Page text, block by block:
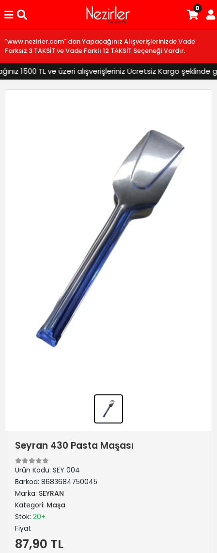
"www.nezirler.com" dan Yapacağınız Alışverişlerinizde Vade
Farksız 3 TAKSİT ve Vade Farklı 12 TAKSİT Seçeneği Vardır.
1500 TL ve üzeri alışverişleriniz Ücretsiz Kargo şeklinde
0
Seyran 430 Pasta Maşası
Ürün Kodu: SEY 004
Barkod: 8683684750045
Marka: SEYRAN
Kategori: Maşa
Stok: 20+
Fiyat
87,90 TL